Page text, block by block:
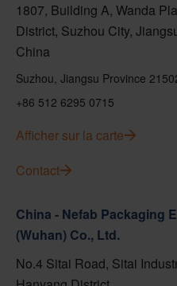
1807, Building A, Wanda
District, Suzhou City,
China
Suzhou, Jiangsu Province
+86 512 6295 0715
Afficher sur la carte
Contact
China - Nefab Packaging
(Wuhan) Co., Ltd.
No.4 Sitai Road, Sitai